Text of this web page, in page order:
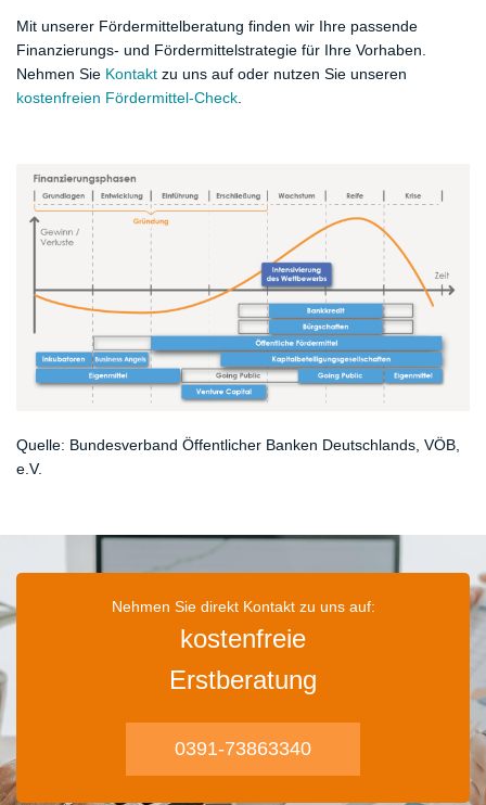
Mit unserer Fördermittelberatung finden wir Ihre passende
Finanzierungs- und Fördermittelstrategie für Ihre Vorhaben.
Nehmen Sie Kontakt zu uns auf oder nutzen Sie unseren
kostenfreien Fördermittel-Check
Quelle: Bundesverband Öffentlicher Banken Deutschlands, VÖB,
e.V.
Nehmen Sie direkt Kontakt zu uns auf:
kostenfreie
Erstberatung
0391-73863340